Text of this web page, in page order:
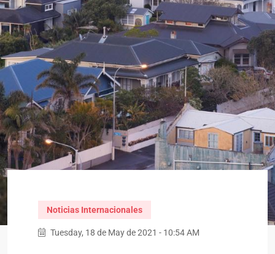
Noticias Internacionales
Tuesday, 18 de May de 2021 - 10:54 AM